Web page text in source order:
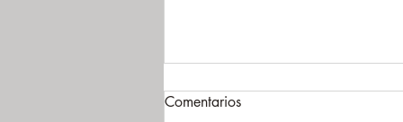
Comentarios